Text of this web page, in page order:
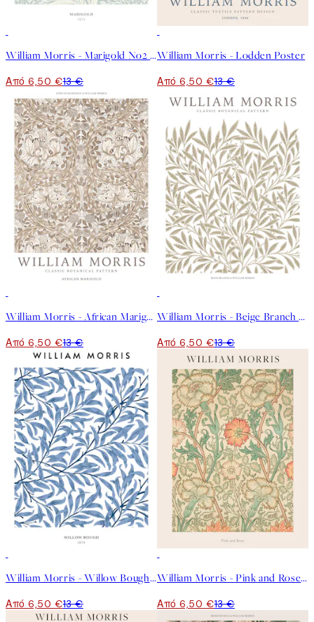
William Morris - Marigold No2 Poster
Από 6,50 €13 €
William Morris - Lodden Poster
Από 6,50 €13 €
William Morris - African Marigold Poster
Από 6,50 €13 €
William Morris - Beige Branch Poster
Από 6,50 €13 €
William Morris - Willow Bough No2 Poster
Από 6,50 €13 €
William Morris - Pink and Rose Poster
Από 6,50 €13 €